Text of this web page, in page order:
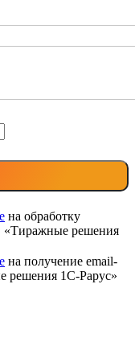
на обработку
решения
на получение email-
решения 1С-Рарус»